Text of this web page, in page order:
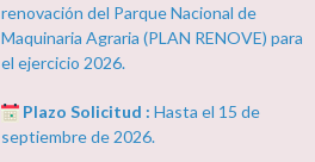
renovación del Parque Nacional de
Maquinaria Agraria (PLAN RENOVE) para
el ejercicio 2026.
Plazo Solicitud : Hasta el 15 de
septiembre de 2026.